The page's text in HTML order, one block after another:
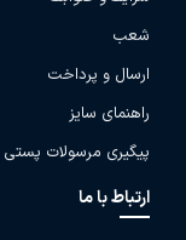
شعب
ارسال و پرداخت
راهنمای سایز
پیگیری مرسولات پستی
ارتباط با ما